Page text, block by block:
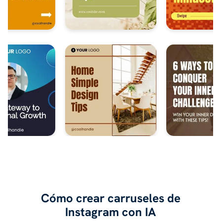
Cómo crear carruseles de
Instagram con IA